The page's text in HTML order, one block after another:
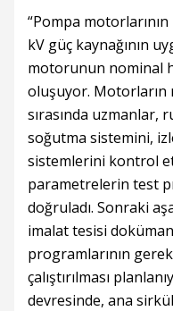
“Pompa
kV güç kaynağının
motorunun nominal
oluşuyor. Motorların
sırasında uzmanlar,
soğutma sistemini,
sistemlerini kontrol
parametrelerin test
doğruladı. Sonraki
imalat tesisi
programlarının
çalıştırılması
devresinde, ana